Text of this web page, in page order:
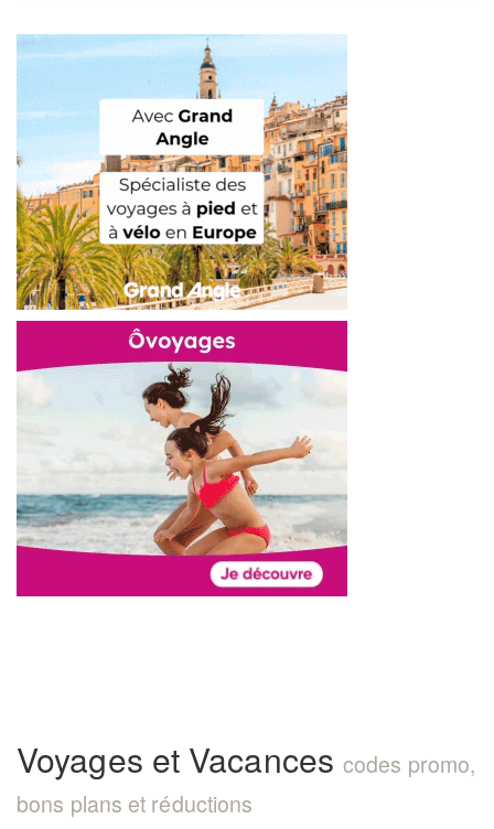
Voyages et Vacances codes promo,
bons plans et réductions